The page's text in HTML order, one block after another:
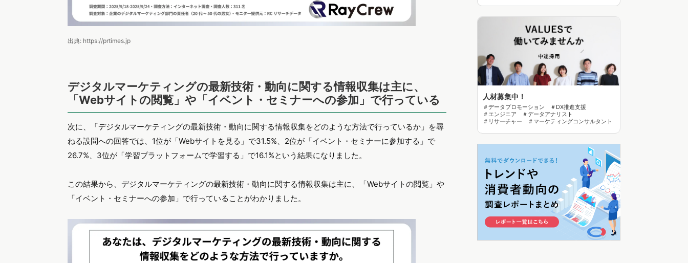
出典: https://prtimes.jp
デジタルマーケティングの最新技術・動向に関する情報収集は主に、
「Webサイトの閲覧」や「イベント・セミナーへの参加」で行っている
次に、「デジタルマーケティングの最新技術・動向に関する情報収集をどのような方法で行っているか」を尋
ねる設問への回答では、1位が「Webサイトを見る」で31.5%、2位が「イベント・セミナーに参加する」で
26.7%、3位が「学習プラットフォームで学習する」で16.1%という結果になりました。
この結果から、デジタルマーケティングの最新技術・動向に関する情報収集は主に、「Webサイトの閲覧」や
「イベント・セミナーへの参加」で行っていることがわかりました。
人材募集中！
＃データプロモーション ＃DX推進支援
＃エンジニア ＃データアナリスト
＃リサーチャー ＃マーケティングコンサルタント